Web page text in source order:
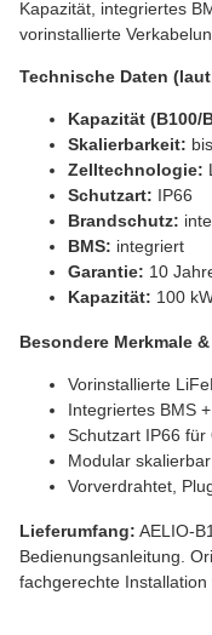
Kapazität, integriertes
vorinstallierte
Technische Daten
Kapazität (B100/
Skalierbarkeit:
Zelltechnologie:
Schutzart: IP66
Brandschutz:
BMS: integriert
Garantie: 10
Kapazität: 100
Besondere Merkmale
Vorinstallierte
Integriertes BMS
Schutzart IP66 für
Modular
Vorverdrahtet,
Lieferumfang: AELIO-
Bedienungsanleitung.
fachgerechte Installation